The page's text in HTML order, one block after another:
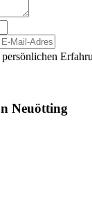
Neuötting